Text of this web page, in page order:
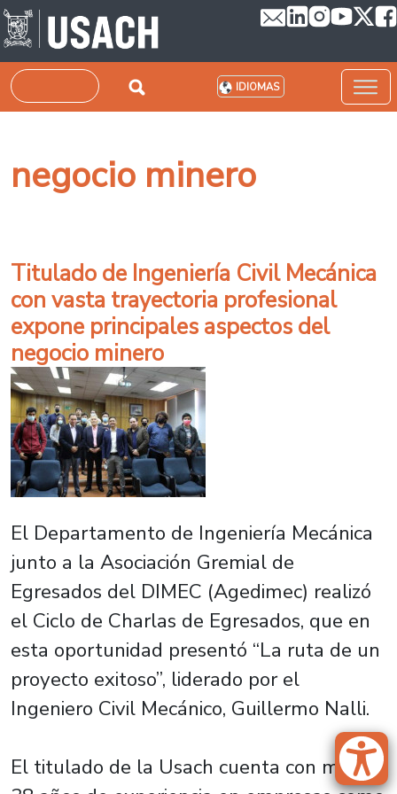
Pasar al contenido principal
Buscar IDIOMAS
negocio minero
Titulado de Ingeniería Civil Mecánica
con vasta trayectoria profesional
expone principales aspectos del
negocio minero
El Departamento de Ingeniería Mecánica
junto a la Asociación Gremial de
Egresados del DIMEC (Agedimec) realizó
el Ciclo de Charlas de Egresados, que en
esta oportunidad presentó “La ruta de un
proyecto exitoso”, liderado por el
Ingeniero Civil Mecánico, Guillermo Nalli.
El titulado de la Usach cuenta con más de